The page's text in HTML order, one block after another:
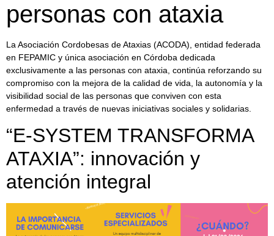
personas con ataxia
La Asociación Cordobesas de Ataxias (ACODA), entidad federada
en FEPAMIC y única asociación en Córdoba dedicada
exclusivamente a las personas con ataxia, continúa reforzando su
compromiso con la mejora de la calidad de vida, la autonomía y la
visibilidad social de las personas que conviven con esta
enfermedad a través de nuevas iniciativas sociales y solidarias.
“E-SYSTEM TRANSFORMA
ATAXIA”: innovación y
atención integral